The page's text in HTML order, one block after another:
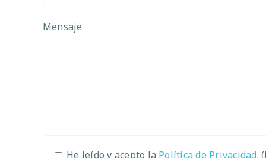
Mensaje
He leído y acepto la Política de Privacidad.